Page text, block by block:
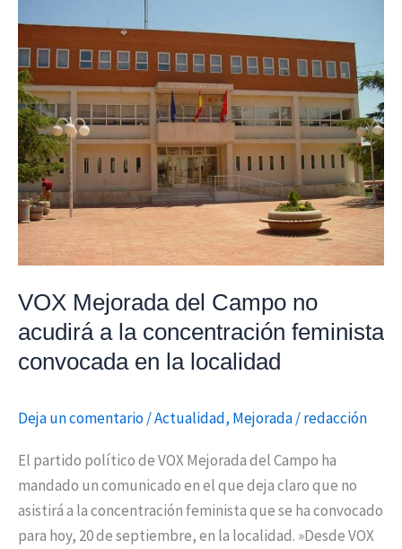
VOX Mejorada del Campo no
acudirá a la concentración feminista
convocada en la localidad
Deja un comentario/Actualidad, Mejorada/redacción
El partido político de VOX Mejorada del Campo ha
mandado un comunicado en el que deja claro que no
asistirá a la concentración feminista que se ha convocado
para hoy, 20 de septiembre, en la localidad. »Desde VOX
Mejorada
del
Campo
no
acudirá
a
la
concentración
feminista
convocada
la
localidad